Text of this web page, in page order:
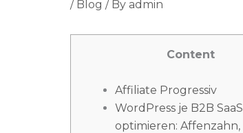
/ Blog / By admin
Content
Affiliate Progressiv
WordPress je B2B SaaS
optimieren: Affenzahn,